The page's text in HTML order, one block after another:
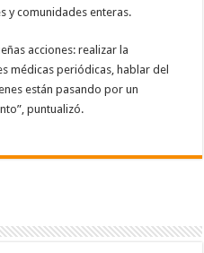
y comunidades enteras.
acciones: realizar la
médicas periódicas, hablar del
están pasando por un
puntualizó.